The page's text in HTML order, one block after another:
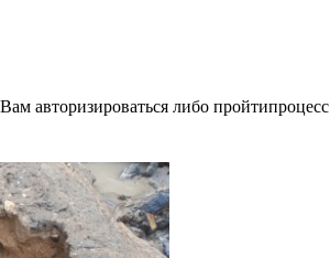
авторизироваться либо пройтипроцесс